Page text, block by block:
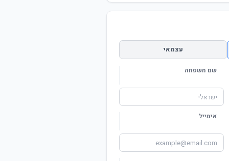
עצמאי
שם משפחה
אימייל